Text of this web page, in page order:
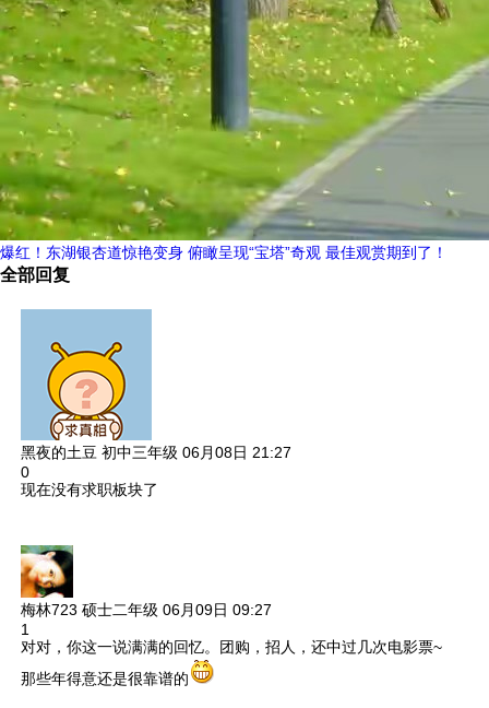
爆红！东湖银杏道惊艳变身 俯瞰呈现“宝塔”奇观 最佳观赏期到了！
全部回复
黑夜的土豆 初中三年级 06月08日 21:27
0
现在没有求职板块了
梅林723 硕士二年级 06月09日 09:27
1
对对，你这一说满满的回忆。团购，招人，还中过几次电影票~
那些年得意还是很靠谱的